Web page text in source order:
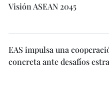
Visión ASEAN 2045
EAS impulsa una
concreta ante desafíos